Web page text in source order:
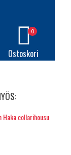
Ostoskori
0
Haka collarihousu